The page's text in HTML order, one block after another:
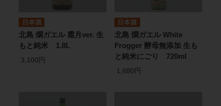
日本酒
北島 燗ガエル 霜月ver. 生
もと純米 1.8L
3,100円
日本酒
北島 燗ガエル White
Frogger 酵母無添加 生も
と純米にごり 720ml
1,680円